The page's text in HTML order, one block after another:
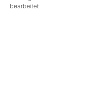
bearbeitet